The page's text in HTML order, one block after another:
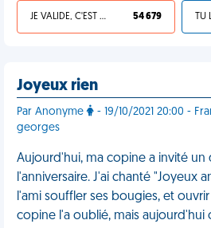
JE VALIDE, C'EST UNE VDM 54 679
Joyeux rien
Par Anonyme
- 19/10/2021 20:00 -
georges
Aujourd'hui, ma copine a invité un
l'anniversaire. J'ai chanté "Joyeux
l'ami souffler ses bougies, et
copine l'a oublié, mais aujourd'hui